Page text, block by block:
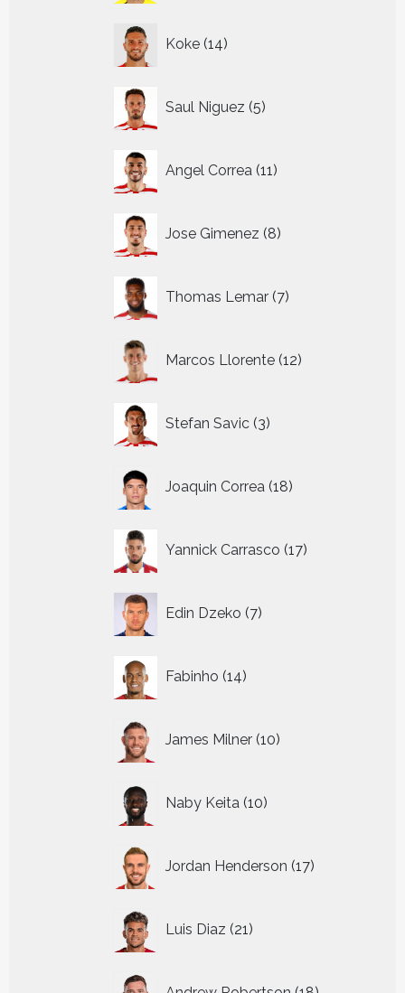
Koke 14
producten
Saul Niguez 5
producten
Angel Correa 11
producten
Jose Gimenez 8
producten
Thomas Lemar 7
producten
Marcos Llorente 12
producten
Stefan Savic 3
producten
Joaquin Correa 18
producten
Yannick Carrasco 17
producten
Edin Dzeko 7
producten
Fabinho 14
producten
James Milner 10
producten
Naby Keita 10
producten
Jordan Henderson 17
producten
Luis Diaz 21
producten